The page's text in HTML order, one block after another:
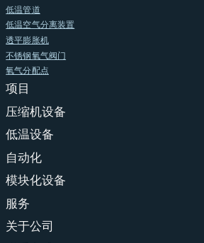
低温管道
低温空气分离装置
透平膨胀机
不锈钢氧气阀门
氧气分配点
项目
压缩机设备
低温设备
自动化
模块化设备
服务
关于公司